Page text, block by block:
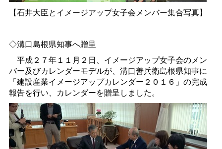
【石井大臣とイメージアップ女子会メンバー集合写真】
◇溝口島根県知事へ贈呈
平成２７年１１月２日、イメージアップ女子会のメン
バー及びカレンダーモデルが、溝口善兵衛島根県知事に
「建設産業イメージアップカレンダー２０１６」の完成
報告を行い、カレンダーを贈呈しました。